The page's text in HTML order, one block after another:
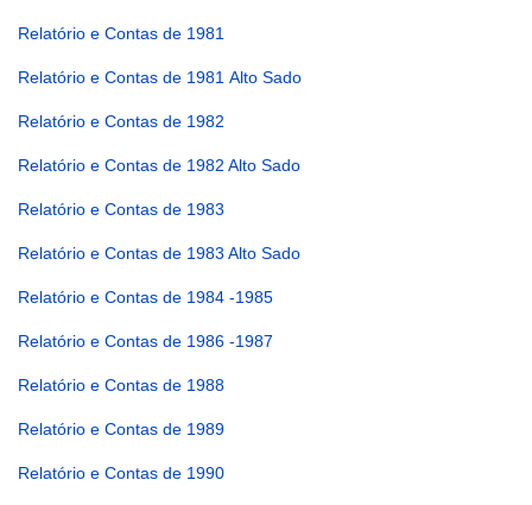
Relatório e Contas de 1981
Relatório e Contas de 1981 Alto Sado
Relatório e Contas de 1982
Relatório e Contas de 1982 Alto Sado
Relatório e Contas de 1983
Relatório e Contas de 1983 Alto Sado
Relatório e Contas de 1984 -1985
Relatório e Contas de 1986 -1987
Relatório e Contas de 1988
Relatório e Contas de 1989
Relatório e Contas de 1990